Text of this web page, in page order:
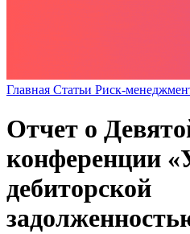
Главная Статьи Риск-
Отчет о
конференции
дебиторской